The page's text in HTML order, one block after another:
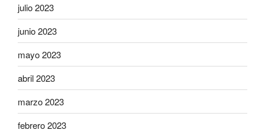
julio 2023
junio 2023
mayo 2023
abril 2023
marzo 2023
febrero 2023